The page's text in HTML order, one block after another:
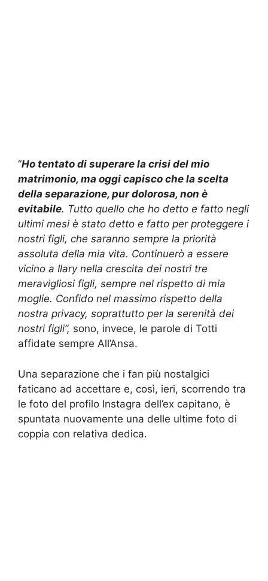
“Ho tentato di superare la crisi del mio
matrimonio, ma oggi capisco che la scelta
della separazione, pur dolorosa, non è
evitabile. Tutto quello che ho detto e fatto negli
ultimi mesi è stato detto e fatto per proteggere i
nostri figli, che saranno sempre la priorità
assoluta della mia vita. Continuerò a essere
vicino a Ilary nella crescita dei nostri tre
meravigliosi figli, sempre nel rispetto di mia
moglie. Confido nel massimo rispetto della
nostra privacy, soprattutto per la serenità dei
nostri figli”, sono, invece, le parole di Totti
affidate sempre All’Ansa.
Una separazione che i fan più nostalgici
faticano ad accettare e, così, ieri, scorrendo tra
le foto del profilo Instagra dell’ex capitano, è
spuntata nuovamente una delle ultime foto di
coppia con relativa dedica.